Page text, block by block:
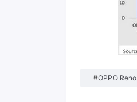
#OPPO Reno